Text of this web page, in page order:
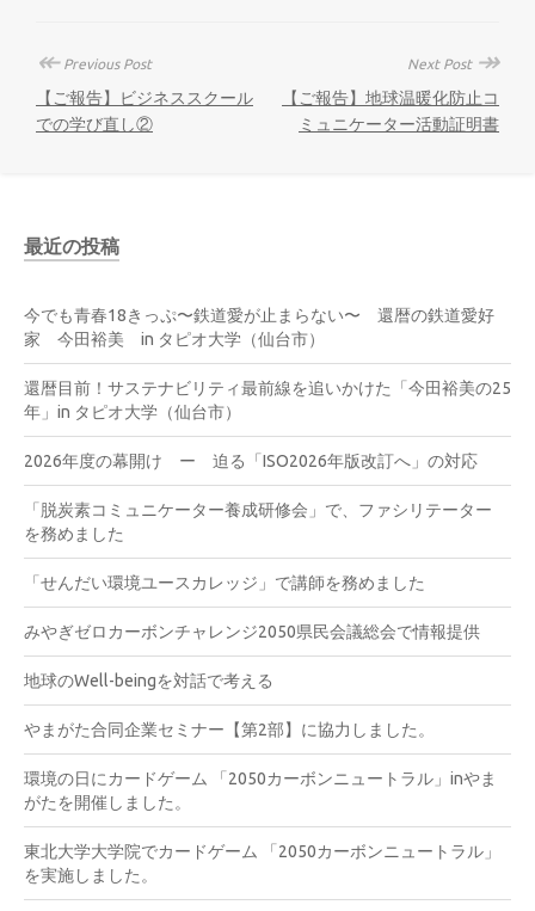
↞Previous Post
【ご報告】ビジネススクール
での学び直し②
Next Post ↠
【ご報告】地球温暖化防止コ
ミュニケーター活動証明書
最近の投稿
今でも青春18きっぷ〜鉄道愛が止まらない〜 還暦の鉄道愛好
家 今田裕美 in タピオ大学（仙台市）
還暦目前！サステナビリティ最前線を追いかけた「今田裕美の25
年」in タピオ大学（仙台市）
2026年度の幕開け ー 迫る「ISO2026年版改訂へ」の対応
「脱炭素コミュニケーター養成研修会」で、ファシリテーター
を務めました
「せんだい環境ユースカレッジ」で講師を務めました
みやぎゼロカーボンチャレンジ2050県民会議総会で情報提供
地球のWell-beingを対話で考える
やまがた合同企業セミナー【第2部】に協力しました。
環境の日にカードゲーム 「2050カーボンニュートラル」inやま
がたを開催しました。
東北大学大学院でカードゲーム 「2050カーボンニュートラル」
を実施しました。